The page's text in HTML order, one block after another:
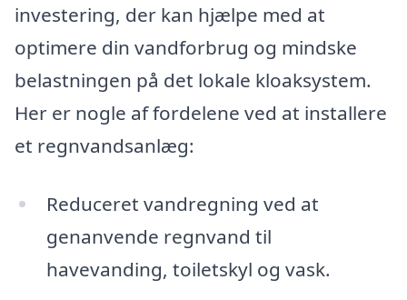
investering, der kan hjælpe med at
optimere din vandforbrug og mindske
belastningen på det lokale kloaksystem.
Her er nogle af fordelene ved at installere
et regnvandsanlæg:
Reduceret vandregning ved at
genanvende regnvand til
havevanding, toiletskyl og vask.